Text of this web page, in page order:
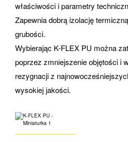
właściwości i parametry
Zapewnia dobrą izolację
grubości.
Wybierając K-FLEX PU można
poprzez zmniejszenie objętości i
rezygnacji z
wysokiej jakości.